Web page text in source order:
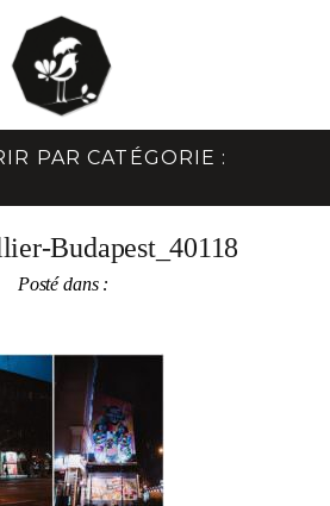
PAR CATÉGORIE :
Budapest_40118
Posté dans :